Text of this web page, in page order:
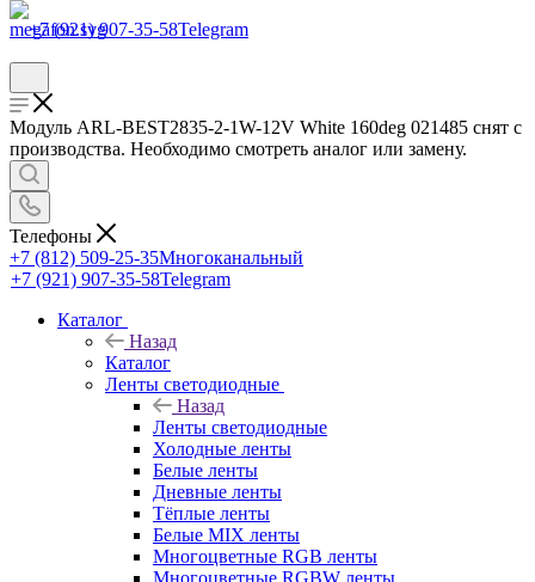
+7 (921) 907-35-58Telegram
Модуль ARL-BEST2835-2-1W-12V White 160deg 021485 снят с
производства. Необходимо смотреть аналог или замену.
Телефоны
+7 (812) 509-25-35Многоканальный
+7 (921) 907-35-58Telegram
Каталог
Назад
Каталог
Ленты светодиодные
Назад
Ленты светодиодные
Холодные ленты
Белые ленты
Дневные ленты
Тёплые ленты
Белые MIX ленты
Многоцветные RGB ленты
Многоцветные RGBW ленты